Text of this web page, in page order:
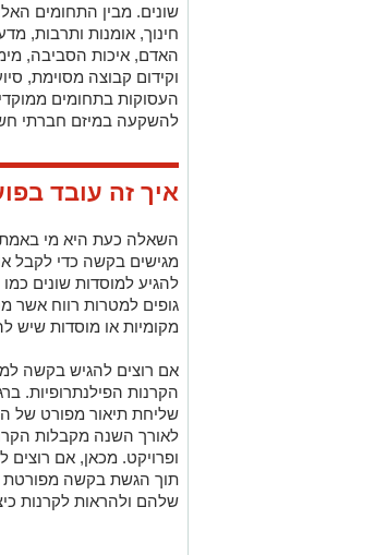
שונים. מבין התחומים
חינוך, אומנות ותרבות,
האדם, איכות הסביבה,
וקידום קבוצה מסוימת,
העסוקות בתחומים
להשקעה במיזם חברתי
איך זה עובד
השאלה כעת היא מי באמת
מגישים בקשה כדי לקבל
להגיע למוסדות שונים
גופים למטרות רווח אשר
מקומיות או מוסדות שיש
אם רוצים להגיש בקשה
הקרנות הפילנתרופיות.
שליחת תיאור מפורט של
לאורך השנה מקבלות
ופרויקט. מכאן, אם רוצים
תוך הגשת בקשה מפורטת
שלהם ולהראות לקרנות